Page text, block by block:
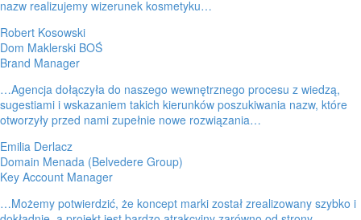
nazw realizujemy wizerunek kosmetyku…
Robert Kosowski
Dom Maklerski BOŚ
Brand Manager
…Agencja dołączyła do naszego wewnętrznego procesu z wiedzą,
sugestiami i wskazaniem takich kierunków poszukiwania nazw, które
otworzyły przed nami zupełnie nowe rozwiązania…
Emilia Derlacz
Domain Menada (Belvedere Group)
Key Account Manager
…Możemy potwierdzić, że koncept marki został zrealizowany szybko i